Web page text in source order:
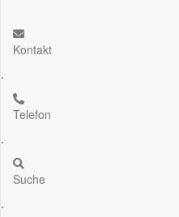
Kontakt
.
Telefon
.
Suche
.